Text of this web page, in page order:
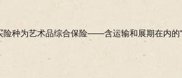
险种为艺术品综合保险——含运输和展期在内的